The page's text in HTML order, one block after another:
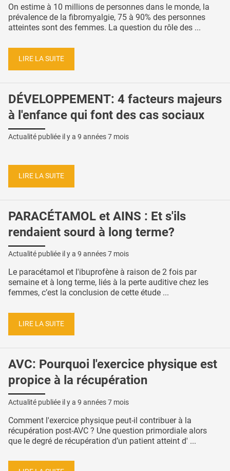
On estime à 10 millions de personnes dans le monde, la
prévalence de la fibromyalgie, 75 à 90% des personnes
atteintes sont des femmes. La question du rôle des ...
LIRE LA SUITE
DÉVELOPPEMENT: 4 facteurs majeurs
à l'enfance qui font des cas sociaux
Actualité publiée il y a 9 années 7 mois
LIRE LA SUITE
PARACÉTAMOL et AINS : Et s'ils
rendaient sourd à long terme?
Actualité publiée il y a 9 années 7 mois
Le paracétamol et l'ibuprofène à raison de 2 fois par
semaine et à long terme, liés à la perte auditive chez les
femmes, c’est la conclusion de cette étude ...
LIRE LA SUITE
AVC: Pourquoi l'exercice physique est
propice à la récupération
Actualité publiée il y a 9 années 7 mois
Comment l'exercice physique peut-il contribuer à la
récupération post-AVC ? Une question primordiale alors
que le degré de récupération d’un patient atteint d' ...